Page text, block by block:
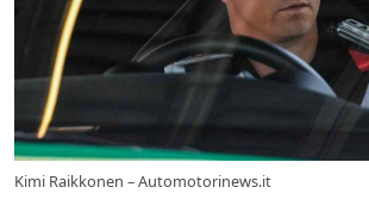
Kimi Raikkonen – Automotorinews.it